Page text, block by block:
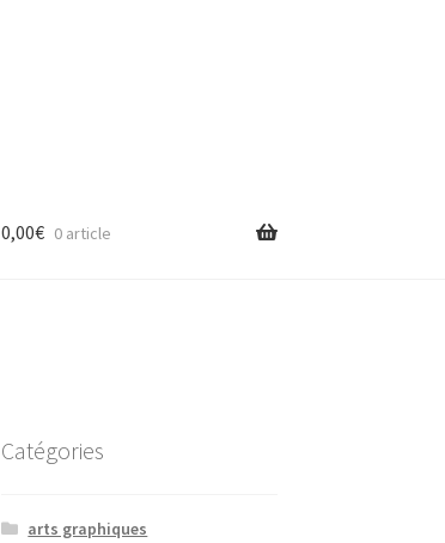
0,00€ 0 article
Catégories
arts graphiques